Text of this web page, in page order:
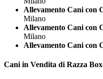
Allevamento Cani con
Milano
Allevamento Cani con
Milano
Allevamento Cani con
Cani in Vendita di Razza